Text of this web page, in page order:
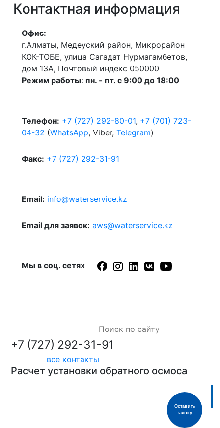
Оставить
заявку
Контактная информация
Офис:
г.Алматы, Медеуский район, Микрорайон
КОК-ТОБЕ, улица Сагадат Нурмагамбетов,
дом 13А, Почтовый индекс 050000
Режим работы: пн. - пт. с 9:00 до 18:00
Телефон: +7 (727) 292-80-01, +7 (701) 723-
04-32 (WhatsApp, Viber, Telegram)
Факс: +7 (727) 292-31-91
Email: info@waterservice.kz
Email для заявок: aws@waterservice.kz
Мы в соц. сетях
+7 (727) 292-31-91
все контакты
Расчет установки обратного осмоса
Услуги
Продукция»